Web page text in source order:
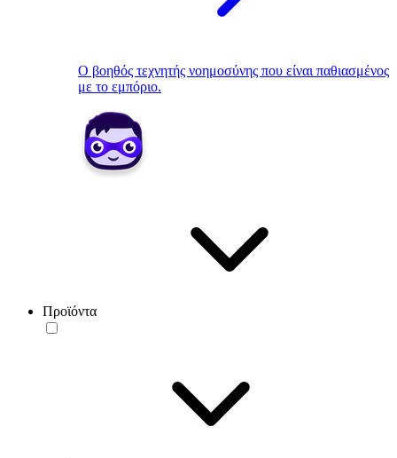
Ο βοηθός τεχνητής νοημοσύνης που είναι παθιασμένος
με το εμπόριο.
Προϊόντα